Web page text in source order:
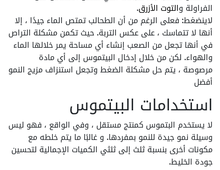
الفراولة والتوت الأزرق.
لاينضغط: فعلى الرغم من أن الطحالب تمتص الماء جيدًا ، إلا
أنها لا تتماسك ، على عكس التربة. حيث تكمن مشكلة التراص
في أنها تجعل من الصعب إنشاء أي مساحة يمر خلالها الماء
والهواء. لكن من خلال إدخال البيتموس إلى أي مادة
مرصوصة ، يتم حل مشكلة الضغط وتجعل استنزاف مزيج النمو
أفضل
استخدامات البيتموس
لا يستخدم البتموس كمنتج مستقل ، وفي الواقع ، فهو ليس
وسيلة نمو جيدة للنمو بمفردها. و غالبًا ما يتم خلطه مع
مكونات أخرى بنسبة ثلث إلى ثلثي الكميات الإجمالية لتحسين
جودة الخليط.